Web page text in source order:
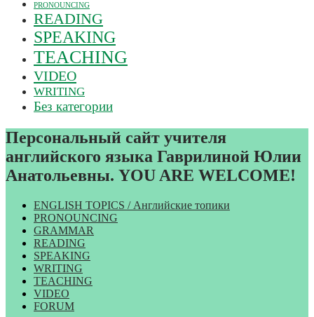
PRONOUNCING
READING
SPEAKING
TEACHING
VIDEO
WRITING
Без категории
Персональный сайт учителя
английского языка Гаврилиной Юлии
Анатольевны. YOU ARE WELCOME!
ENGLISH TOPICS / Английские топики
PRONOUNCING
GRAMMAR
READING
SPEAKING
WRITING
TEACHING
VIDEO
FORUM